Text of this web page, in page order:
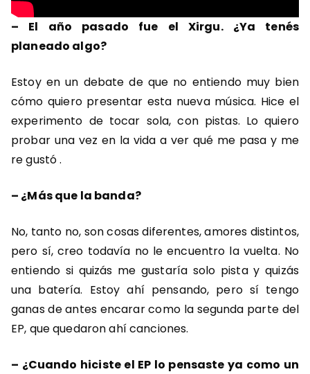
– El año pasado fue el Xirgu. ¿Ya tenés
planeado algo?
Estoy en un debate de que no entiendo muy bien
cómo quiero presentar esta nueva música. Hice el
experimento de tocar sola, con pistas. Lo quiero
probar una vez en la vida a ver qué me pasa y me
re gustó .
– ¿Más que la banda?
No, tanto no, son cosas diferentes, amores distintos,
pero sí, creo todavía no le encuentro la vuelta. No
entiendo si quizás me gustaría solo pista y quizás
una batería. Estoy ahí pensando, pero sí tengo
ganas de antes encarar como la segunda parte del
EP, que quedaron ahí canciones.
– ¿Cuando hiciste el EP lo pensaste ya como un